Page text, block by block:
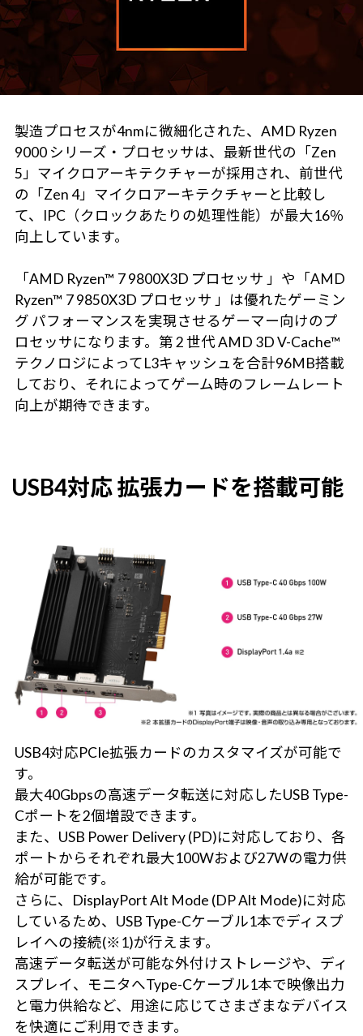
製造プロセスが4nmに微細化された、AMD Ryzen
9000 シリーズ・プロセッサは、最新世代の「Zen
5」マイクロアーキテクチャーが採用され、前世代
の「Zen 4」マイクロアーキテクチャーと比較し
て、IPC（クロックあたりの処理性能）が最大16％
向上しています。
「AMD Ryzen™ 7 9800X3D プロセッサ 」や「AMD
Ryzen™ 7 9850X3D プロセッサ 」は優れたゲーミン
グ パフォーマンスを実現させるゲーマー向けのプ
ロセッサになります。第 2 世代 AMD 3D V-Cache™
テクノロジによってL3キャッシュを合計96MB搭載
しており、それによってゲーム時のフレームレート
向上が期待できます。
USB4対応 拡張カードを搭載可能
USB4対応PCIe拡張カードのカスタマイズが可能で
す。
最大40Gbpsの高速データ転送に対応したUSB Type-
Cポートを2個増設できます。
また、USB Power Delivery (PD)に対応しており、各
ポートからそれぞれ最大100Wおよび27Wの電力供
給が可能です。
さらに、DisplayPort Alt Mode (DP Alt Mode)に対応
しているため、USB Type-Cケーブル1本でディスプ
レイへの接続(※1)が行えます。
高速データ転送が可能な外付けストレージや、ディ
スプレイ、モニタへType-Cケーブル1本で映像出力
と電力供給など、用途に応じてさまざまなデバイス
を快適にご利用できます。